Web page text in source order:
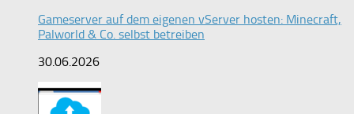
Gameserver auf dem eigenen vServer hosten: Minecraft,
Palworld & Co. selbst betreiben
30.06.2026